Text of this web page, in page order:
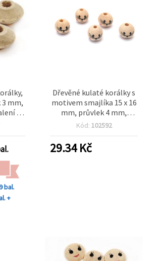
3 mm,
20
bal.
+
Dřevěné kulaté korálky s
motivem smajlíka 15 x 16
mm, průvlek 4 mm,
přírodní odstín dřeva – 10
Kód: 102592
29.34Kč